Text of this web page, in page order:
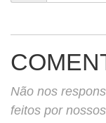
Não nos
feitos por